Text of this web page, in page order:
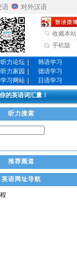
语 对外汉语
收藏本站
手机版
力论坛
韩语学习
力家园
德语学习
习网站 日语学习
的英语词汇量！
听力搜索
推荐频道
英语网址导航